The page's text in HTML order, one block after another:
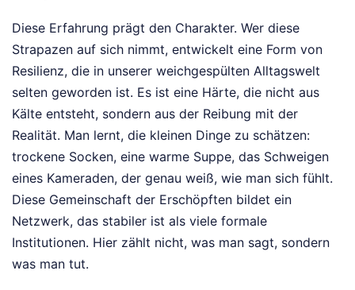
Diese Erfahrung prägt den Charakter. Wer diese
Strapazen auf sich nimmt, entwickelt eine Form von
Resilienz, die in unserer weichgespülten Alltagswelt
selten geworden ist. Es ist eine Härte, die nicht aus
Kälte entsteht, sondern aus der Reibung mit der
Realität. Man lernt, die kleinen Dinge zu schätzen:
trockene Socken, eine warme Suppe, das Schweigen
eines Kameraden, der genau weiß, wie man sich fühlt.
Diese Gemeinschaft der Erschöpften bildet ein
Netzwerk, das stabiler ist als viele formale
Institutionen. Hier zählt nicht, was man sagt, sondern
was man tut.